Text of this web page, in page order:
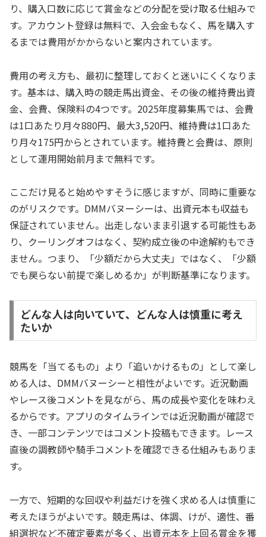
り、購入口数に応じて賞金などの分配を受け取る仕組みで
す。アカウント登録は無料で、入会金もなく、馬を購入す
るまでは費用がかからないと案内されています。
費用の考え方も、最初に整理しておくと迷いにくくなりま
す。基本は、購入時の競走馬出資金、その後の維持費出資
金、会費、保険料の4つです。2025年度募集馬では、会費
は1口あたり月々880円、最大3,520円、維持費は1口あた
り月々175円からとされています。維持費と会費は、原則
として運用開始前月まで無料です。
ここだけ見ると始めやすそうに感じますが、同時に重要な
のがリスクです。DMMバヌーシーは、出資元本も収益も
保証されていません。出走しないまま引退する可能性もあ
り、クーリングオフはなく、契約成立後の中途解約もでき
ません。つまり、「少額だから大丈夫」ではなく、「少額
でも戻らない前提で楽しめるか」が判断基準になります。
どんな人は向いていて、どんな人は慎重に考え
たいか
競馬を「当てるもの」より「追いかけるもの」として楽し
める人は、DMMバヌーシーと相性がよいです。近況動画
やレース後コメントを見ながら、馬の成長や変化を味わえ
るからです。アプリのタイムラインでは近況動画が確認で
き、一部コンテンツではコメント投稿もできます。レース
直後の調教師や騎手コメントを確認できる仕組みもありま
す。
一方で、短期的な回収や利益だけを強く求める人は慎重に
考えたほうがよいです。競走馬は、体調、けが、適性、番
組選択など不確定要素が多く、出資元本を上回る賞金を獲